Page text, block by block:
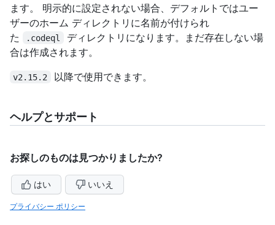
ます。 明示的に設定されない場合、デフォルトではユー
ザーのホーム ディレクトリに名前が付けられ
た
.codeql
ディレクトリになります。まだ存在しない場
合は作成されます。
v2.15.2 以降で使用できます。
ヘルプとサポート
お探しのものは見つかりましたか?
はい いいえ
プライバシー ポリシー